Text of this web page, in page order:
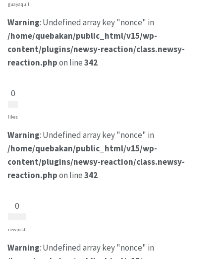
guayaquil
Warning: Undefined array key "nonce" in
/home/quebakan/public_html/v15/wp-
content/plugins/newsy-reaction/class.newsy-
reaction.phpon line342
0
likes
Warning: Undefined array key "nonce" in
/home/quebakan/public_html/v15/wp-
content/plugins/newsy-reaction/class.newsy-
reaction.phpon line342
0
newpost
Warning: Undefined array key "nonce" in